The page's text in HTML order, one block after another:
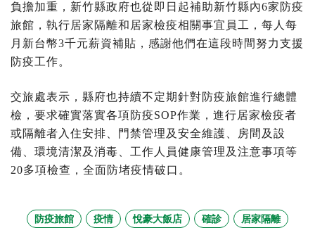
負擔加重，新竹縣政府也從即日起補助新竹縣內6家防疫
旅館，執行居家隔離和居家檢疫相關事宜員工，每人每
月新台幣3千元薪資補貼，感謝他們在這段時間努力支援
防疫工作。
交旅處表示，縣府也持續不定期針對防疫旅館進行總體
檢，要求確實落實各項防疫SOP作業，進行居家檢疫者
或隔離者入住安排、門禁管理及安全維護、房間及設
備、環境清潔及消毒、工作人員健康管理及注意事項等
20多項檢查，全面防堵疫情破口。
防疫旅館 疫情 悅豪大飯店 確診 居家隔離